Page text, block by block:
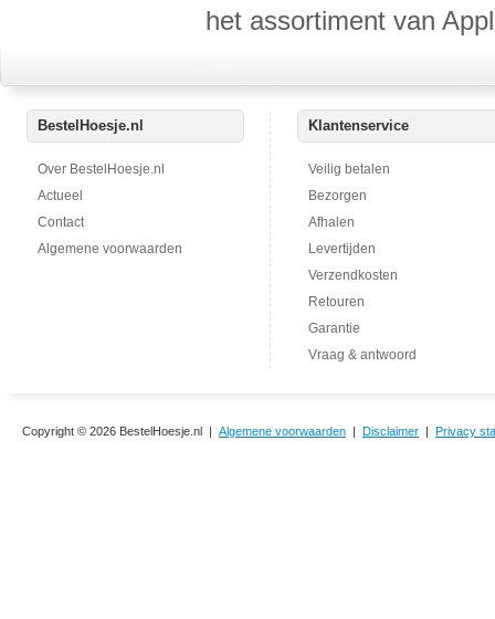
het assortiment van
BestelHoesje.nl
Over BestelHoesje.nl
Actueel
Contact
Algemene voorwaarden
Klantenservice
Veilig betalen
Bezorgen
Afhalen
Levertijden
Verzendkosten
Retouren
Garantie
Vraag & antwoord
Copyright © 2026 BestelHoesje.nl | Algemene voorwaarden | Disclaimer | Privacy